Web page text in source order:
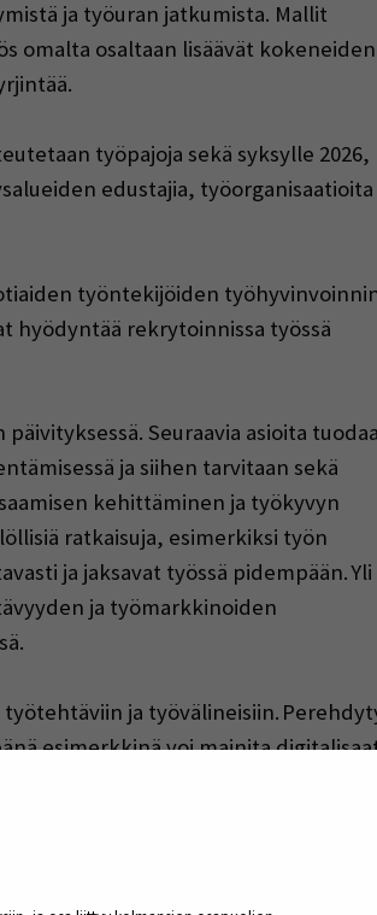
ja työuran jatkumista. Mallit
omalta osaltaan lisäävät kokeneiden
työpajoja sekä syksylle 2026,
edustajia, työorganisaatioita
työntekijöiden
hyödyntää rekrytoinnissa työssä
Seuraavia asioita
ja siihen tarvitaan sekä
kehittäminen ja työkyvyn
ratkaisuja, esimerkiksi työn
ja jaksavat työssä pidempään.Yli
ja työmarkkinoiden
ja työvälineisiin.
esimerkkinä voi mainita